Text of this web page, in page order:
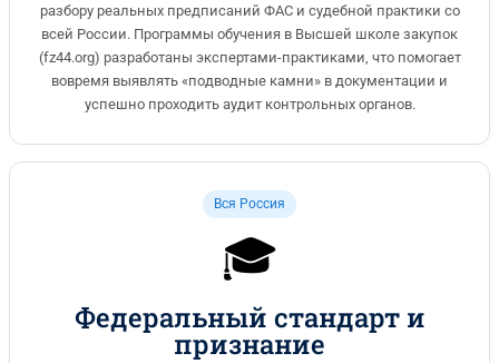
разбору реальных предписаний ФАС и судебной практики со
всей России. Программы обучения в Высшей школе закупок
(fz44.org) разработаны экспертами-практиками, что помогает
вовремя выявлять «подводные камни» в документации и
успешно проходить аудит контрольных органов.
Вся Россия
🎓
Федеральный стандарт и
признание